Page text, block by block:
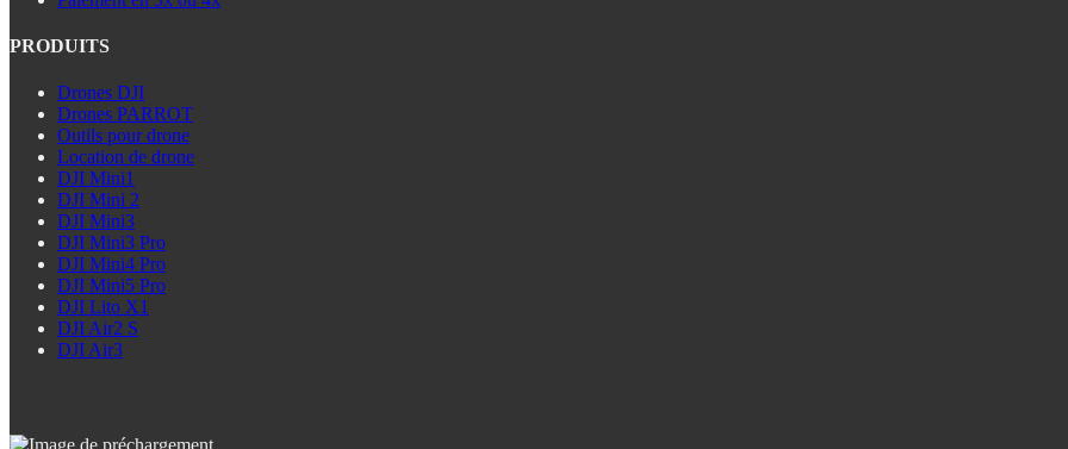
PRODUITS
Drones DJI
Drones PARROT
Outils pour drone
Location de drone
DJI Mini1
DJI Mini 2
DJI Mini3
DJI Mini3 Pro
DJI Mini4 Pro
DJI Mini5 Pro
DJI Lito X1
DJI Air2 S
DJI Air3